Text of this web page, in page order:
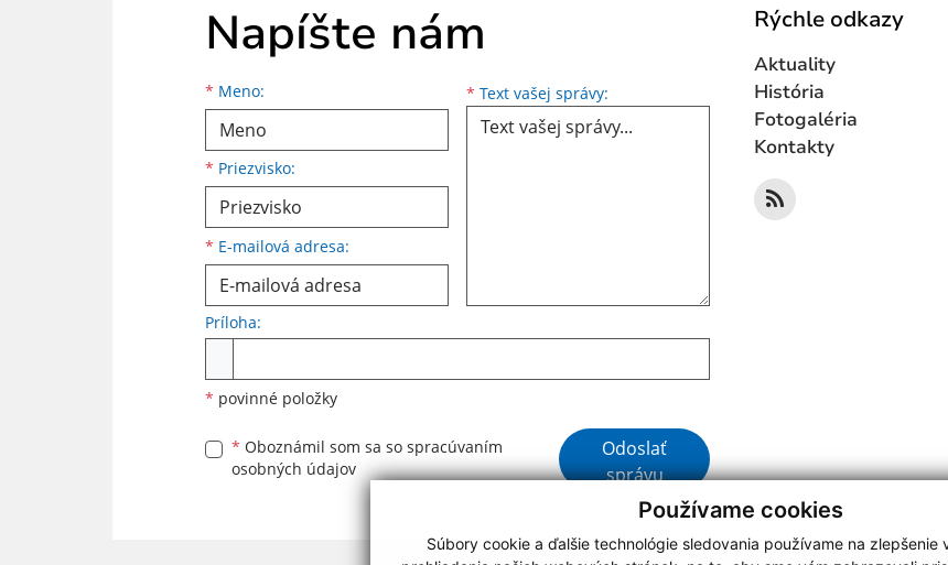
Používame cookies
Súbory cookie a ďalšie technológie sledovania používame na zlepšenie
Napíšte nám
* Meno:
Meno
* Priezvisko:
Priezvisko
* E-mailová adresa:
E-mailová adresa * Text vašej správy: Text vašej správy...
Príloha:
* povinné položky
* Oboznámil som sa so spracúvaním
osobných údajov
Google reCaptcha Response
Odoslať
správu
Rýchle odkazy
Aktuality
História
Fotogaléria
Kontakty